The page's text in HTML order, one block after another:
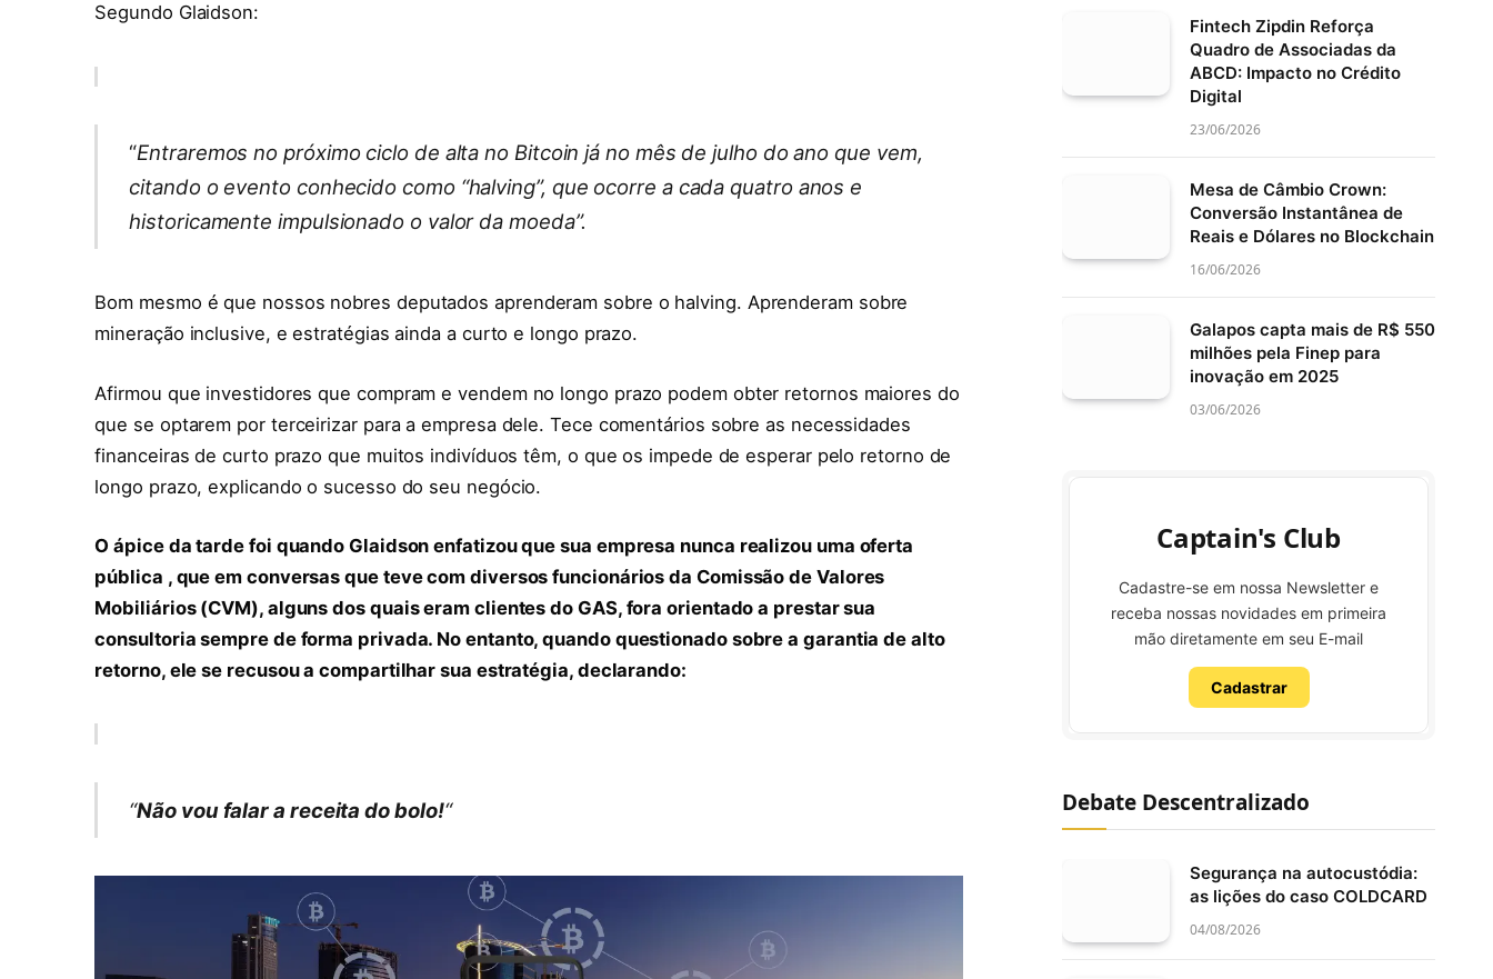
Segundo Glaidson:
“Entraremos no próximo ciclo de alta no Bitcoin já no mês de julho do ano que vem,
citando o evento conhecido como “halving”, que ocorre a cada quatro anos e
historicamente impulsionado o valor da moeda”.
Bom mesmo é que nossos nobres deputados aprenderam sobre o halving. Aprenderam sobre
mineração inclusive, e estratégias ainda a curto e longo prazo.
Afirmou que investidores que compram e vendem no longo prazo podem obter retornos maiores do
que se optarem por terceirizar para a empresa dele. Tece comentários sobre as necessidades
financeiras de curto prazo que muitos indivíduos têm, o que os impede de esperar pelo retorno de
longo prazo, explicando o sucesso do seu negócio.
O ápice da tarde foi quando Glaidson enfatizou que sua empresa nunca realizou uma oferta
pública , que em conversas que teve com diversos funcionários da Comissão de Valores
Mobiliários (CVM), alguns dos quais eram clientes do GAS, fora orientado a prestar sua
consultoria sempre de forma privada. No entanto, quando questionado sobre a garantia de alto
retorno, ele se recusou a compartilhar sua estratégia, declarando:
“Não vou falar a receita do bolo!“
Fintech Zipdin Reforça
Quadro de Associadas da
ABCD: Impacto no Crédito
Digital
23/06/2026
Mesa de Câmbio Crown:
Conversão Instantânea de
Reais e Dólares no Blockchain
16/06/2026
Galapos capta mais de R$ 550
milhões pela Finep para
inovação em 2025
03/06/2026
Captain's Club
Cadastre-se em nossa Newsletter e
receba nossas novidades em primeira
mão diretamente em seu E-mail
Cadastrar
Debate Descentralizado
Segurança na autocustódia:
as lições do caso COLDCARD
04/08/2026